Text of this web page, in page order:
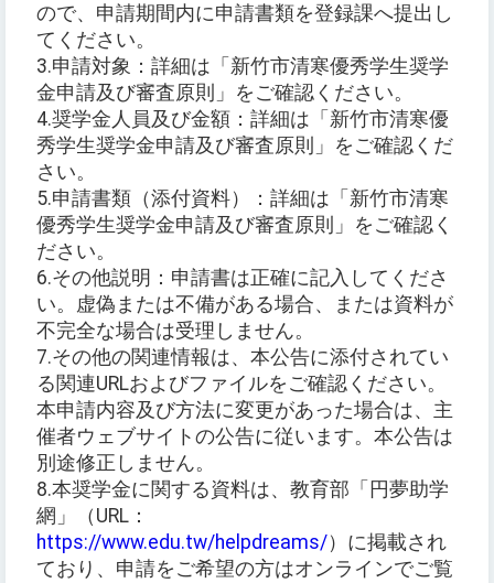
ので、申請期間内に申請書類を登録課へ提出し
てください。
3.申請対象：詳細は「新竹市清寒優秀学生奨学
金申請及び審査原則」をご確認ください。
4.奨学金人員及び金額：詳細は「新竹市清寒優
秀学生奨学金申請及び審査原則」をご確認くだ
さい。
5.申請書類（添付資料）：詳細は「新竹市清寒
優秀学生奨学金申請及び審査原則」をご確認く
ださい。
6.その他説明：申請書は正確に記入してくださ
い。虚偽または不備がある場合、または資料が
不完全な場合は受理しません。
7.その他の関連情報は、本公告に添付されてい
る関連URLおよびファイルをご確認ください。
本申請内容及び方法に変更があった場合は、主
催者ウェブサイトの公告に従います。本公告は
別途修正しません。
8.本奨学金に関する資料は、教育部「円夢助学
網」（URL：
https://www.edu.tw/helpdreams/）に掲載され
ており、申請をご希望の方はオンラインでご覧